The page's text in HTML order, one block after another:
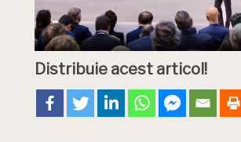
Distribuie acest articol!